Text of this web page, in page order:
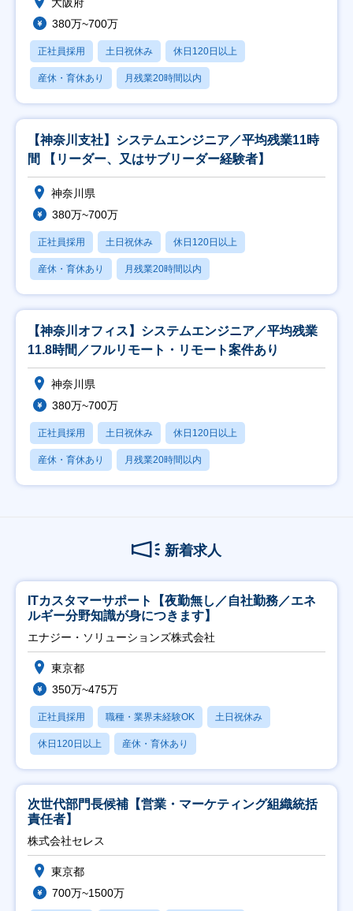
380万~700万
正社員採用 土日祝休み 休日120日以上
産休・育休あり 月残業20時間以内
【神奈川支社】システムエンジニア／平均残業11時
間 【リーダー、又はサブリーダー経験者】
神奈川県
380万~700万
正社員採用 土日祝休み 休日120日以上
産休・育休あり 月残業20時間以内
【神奈川オフィス】システムエンジニア／平均残業
11.8時間／フルリモート・リモート案件あり
神奈川県
380万~700万
正社員採用 土日祝休み 休日120日以上
産休・育休あり 月残業20時間以内
新着求人
ITカスタマーサポート【夜勤無し／自社勤務／エネ
ルギー分野知識が身につきます】
エナジー・ソリューションズ株式会社
東京都
350万~475万
正社員採用 職種・業界未経験OK 土日祝休み
休日120日以上 産休・育休あり
次世代部門長候補【営業・マーケティング組織統括
責任者】
株式会社セレス
東京都
700万~1500万